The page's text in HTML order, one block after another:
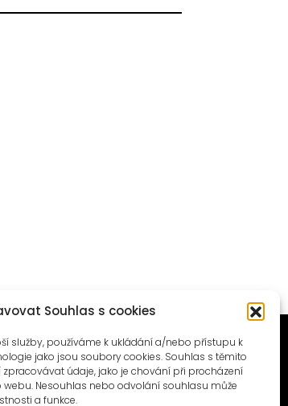
Souhlas s cookies
služby, používáme k ukládání a/nebo přístupu k
jako jsou soubory cookies. Souhlas s těmito
údaje, jako je chování při procházení
Nesouhlas nebo odvolání souhlasu může
a funkce.